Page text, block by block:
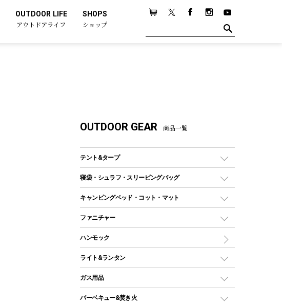
OUTDOOR LIFE
アウトドアライフ
SHOPS
ショップ
OUTDOOR GEAR 商品一覧
テント&タープ
テント
ツールームテント
ワンポールテント
シェルターテント
ロッジ型・オリジナルテント
タープ
寝袋・シュラフ・スリーピングバッグ
レクタングラー型（封筒型）シュラフ
インナーシュラフ
キャンピングベッド・コット・マット
キャンピングベッド・コット
インフレータブルマット
ファニチャー
アウトドアテーブル
レジャーシート
ハンモック
ライト&ランタン
LEDランタン
ガスランタン
ガス用品
ガスバーナー
バーベキュー&焚き火